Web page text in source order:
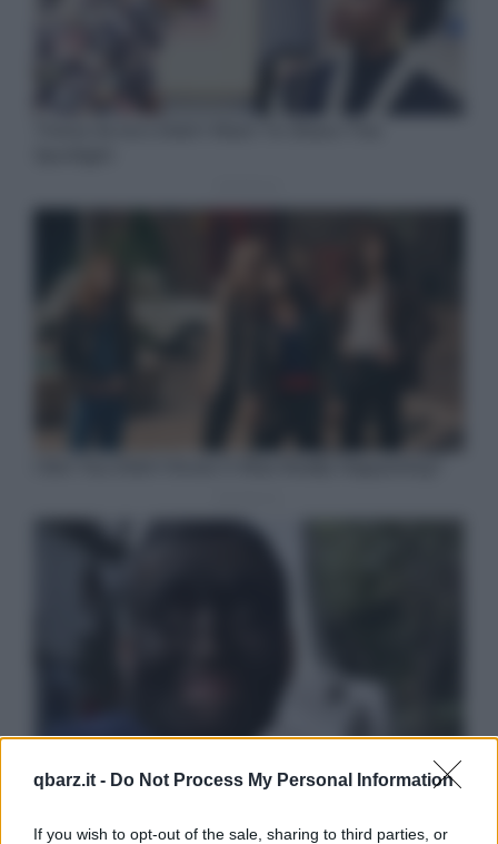
qbarz.it - Do Not Process My Personal Information
If you wish to opt-out of the sale, sharing to third parties, or